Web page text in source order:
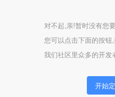
对不起,亲!暂时没有您
您可以点击下面的按钮
我们社区里众多的开发
开始